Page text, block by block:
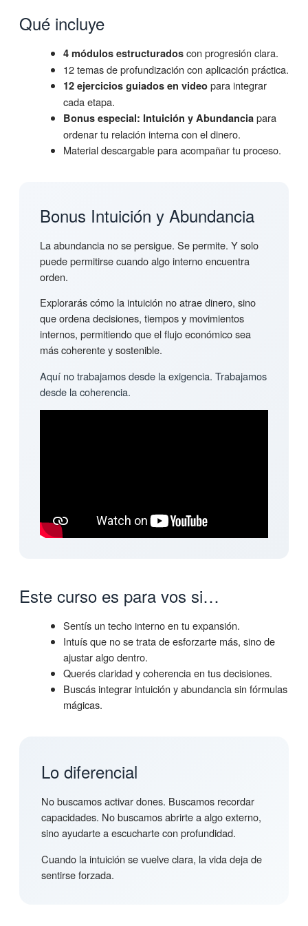
Qué incluye
4 módulos estructuradoscon progresión clara.
12 temas de profundización con aplicación práctica.
12 ejercicios guiados en videopara integrar
cada etapa.
Bonus especial: Intuición y Abundanciapara
ordenar tu relación interna con el dinero.
Material descargable para acompañar tu proceso.
Bonus Intuición y Abundancia
La abundancia no se persigue. Se permite. Y solo
puede permitirse cuando algo interno encuentra
orden.
Explorarás cómo la intuición no atrae dinero, sino
que ordena decisiones, tiempos y movimientos
internos, permitiendo que el flujo económico sea
más coherente y sostenible.
Aquí no trabajamos desde la exigencia. Trabajamos
desde la coherencia.
Este curso es para vos si…
Sentís un techo interno en tu expansión.
Intuís que no se trata de esforzarte más, sino de
ajustar algo dentro.
Querés claridad y coherencia en tus decisiones.
Buscás integrar intuición y abundancia sin fórmulas
mágicas.
Lo diferencial
No buscamos activar dones. Buscamos recordar
capacidades. No buscamos abrirte a algo externo,
sino ayudarte a escucharte con profundidad.
Cuando la intuición se vuelve clara, la vida deja de
sentirse forzada.